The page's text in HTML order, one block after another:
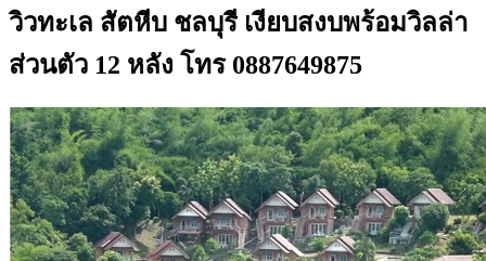
วิวทะเล สัตหีบ ชลบุรี เงียบสงบพร้อมวิลล่า
ส่วนตัว 12 หลัง โทร 0887649875